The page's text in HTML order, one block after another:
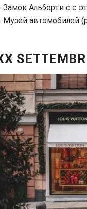
Замок Альберти с с
Музей автомобилей